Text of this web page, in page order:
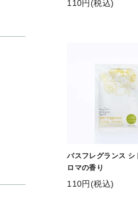
110円(税込)
バスフレグランス シ
ロマの香り
110円(税込)